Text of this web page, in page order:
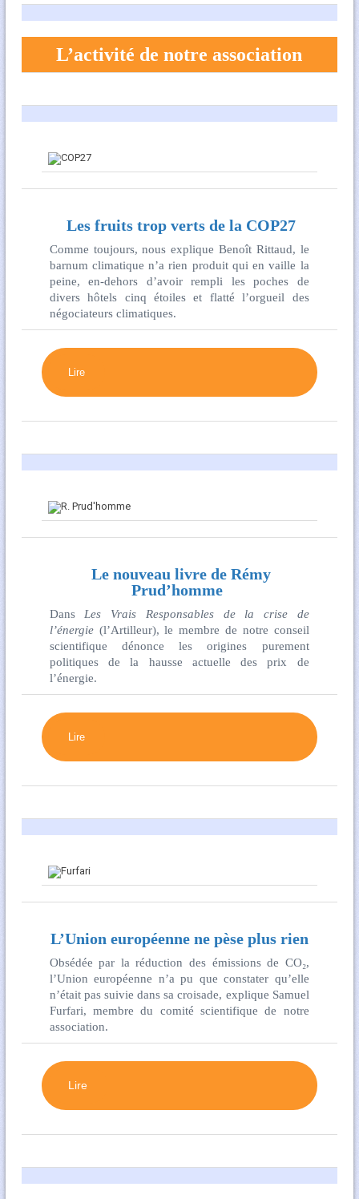
L’activité de notre association
Les fruits trop verts de la COP27
Comme toujours, nous explique Benoît Rittaud, le
barnum climatique n’a rien produit qui en vaille la
peine, en-dehors d’avoir rempli les poches de
divers hôtels cinq étoiles et flatté l’orgueil des
négociateurs climatiques.
Lire
Le nouveau livre de Rémy
Prud’homme
DansLes Vrais Responsables de la crise de
l’énergie(l’Artilleur), le membre de notre conseil
scientifique dénonce les origines purement
politiques de la hausse actuelle des prix de
l’énergie.
Lire
L’Union européenne ne pèse plus rien
Obsédée par la réduction des émissions de CO₂,
l’Union européenne n’a pu que constater qu’elle
n’était pas suivie dans sa croisade, explique Samuel
Furfari, membre du comité scientifique de notre
association.
Lire